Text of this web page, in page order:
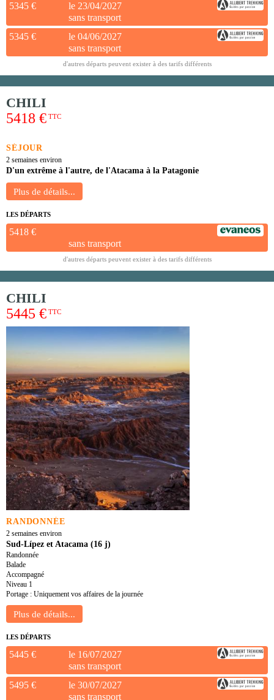
5345 €
le 23/04/2027
sans transport
5345 €
le 04/06/2027
sans transport
d'autres départs peuvent exister à des tarifs différents
CHILI
5418 € TTC
SÉJOUR
2 semaines environ
D'un extrême à l'autre, de l'Atacama à la Patagonie
LES DÉPARTS
5418 €
sans transport
d'autres départs peuvent exister à des tarifs différents
CHILI
5445 € TTC
RANDONNÉE
2 semaines environ
Sud-Lípez et Atacama (16 j)
Randonnée
Balade
Accompagné
Niveau 1
Portage : Uniquement vos affaires de la journée
LES DÉPARTS
5445 €
le 16/07/2027
sans transport
5495 €
le 30/07/2027
sans transport